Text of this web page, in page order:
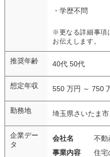
・学歴不問
※更なる詳細事項
お伝えします。
推奨年齢 40代 50代
想定年収 550 万円 ～ 750
勤務地 埼玉県さいたま市
企業デー
タ
会社名
不動
事業内容
住宅